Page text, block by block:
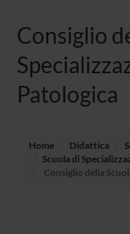
Consiglio
Patologica
Home Didattica
Scuola di
Consiglio della